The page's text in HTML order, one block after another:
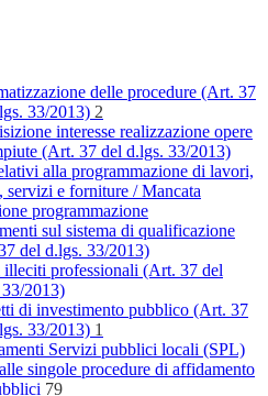
delle procedure (Art. 37
33/2013) 2
interesse realizzazione opere
(Art. 37 del d.lgs. 33/2013)
alla programmazione di lavori,
servizi e forniture / Mancata
programmazione
sul sistema di qualificazione
del d.lgs. 33/2013)
professionali (Art. 37 del
2013)
di investimento pubblico (Art. 37
33/2013) 1
Servizi pubblici locali (SPL)
singole procedure di affidamento
79